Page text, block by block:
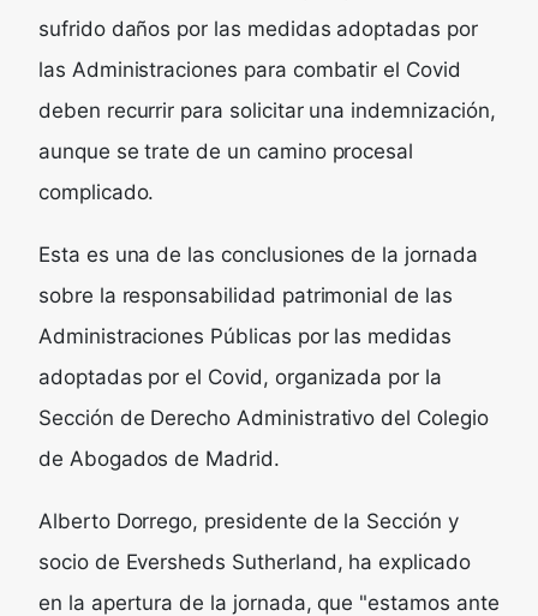
sufrido daños por las medidas adoptadas por
las Administraciones para combatir el Covid
deben recurrir para solicitar una indemnización,
aunque se trate de un camino procesal
complicado.
Esta es una de las conclusiones de la jornada
sobre la responsabilidad patrimonial de las
Administraciones Públicas por las medidas
adoptadas por el Covid, organizada por la
Sección de Derecho Administrativo del Colegio
de Abogados de Madrid.
Alberto Dorrego, presidente de la Sección y
socio de Eversheds Sutherland, ha explicado
en la apertura de la jornada, que "estamos ante